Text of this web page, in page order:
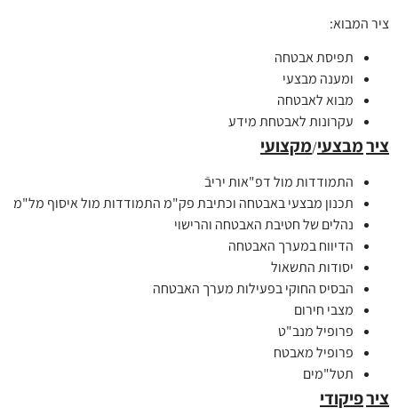
ציר המבוא:
תפיסת אבטחה
ומענה מבצעי
מבוא לאבטחה
עקרונות לאבטחת מידע
צירמבצעי/מקצועי
התמודדות מול דפ"אות יריבֿ
תכנון מבצעי באבטחה וכתיבת פק"מ התמודדות מול איסוף מל"מ
נהלים של חטיבת האבטחה והרישוי
הדיווח במערך האבטחה
יסודות התשאול
הבסיס החוקי בפעילות מערך האבטחה
מצבי חירום
פרופיל מנב"ט
פרופיל מאבטח
תטל"מים
צירפיקודי